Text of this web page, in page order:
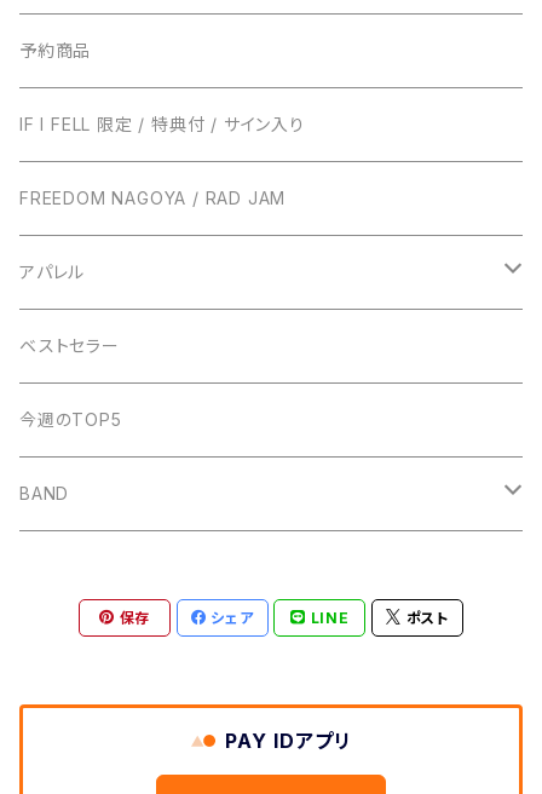
TRUST RECORDS
ENTH
EVERLONG
Some Life
かずき山盛り
TONIGHT RECORDS
ハローモンテスキュー
amanojac
BUNS RECORDS
SideChest
Atomic Skipper
THE NINTH APOLLO
ONE BY ONE RECORDS
明日、照らす
i GO
nothingman
デモCD
Beat Light
予約商品
IF I FELL 限定 / 特典付 / サイン入り
FREEDOM NAGOYA / RAD JAM
アパレル
IF I FELL
Watashi
ベストセラー
今週のTOP5
BAND
保存 シェア LINE ポスト
PAY IDアプリ